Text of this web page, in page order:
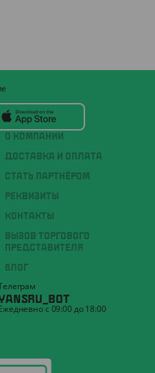
О КОМПАНИИ
ДОСТАВКА И ОПЛАТА
СТАТЬ ПАРТНЁРОМ
РЕКВИЗИТЫ
КОНТАКТЫ
ВЫЗОВ ТОРГОВОГО
ПРЕДСТАВИТЕЛЯ
БЛОГ
с 09:00 до 18:00